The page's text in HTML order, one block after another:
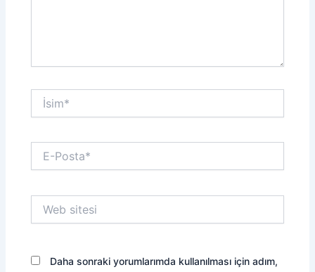
İsim*
Posta*
sitesi
Daha sonraki yorumlarımda kullanılması için adım,